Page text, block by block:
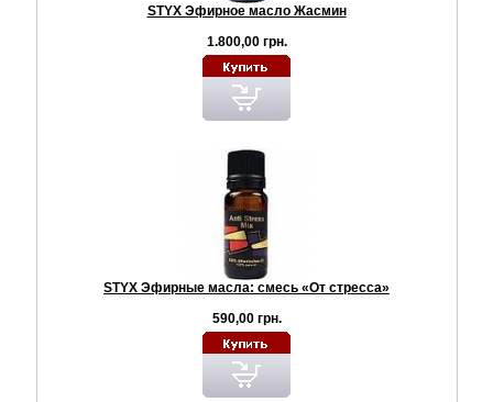
STYX Эфирное масло Жасмин
1.800,00 грн.
STYX Эфирные масла: смесь «От стресса»
590,00 грн.